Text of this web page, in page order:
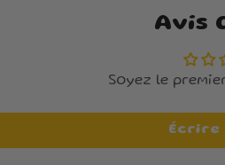
Avis
Soyez le
Écrire